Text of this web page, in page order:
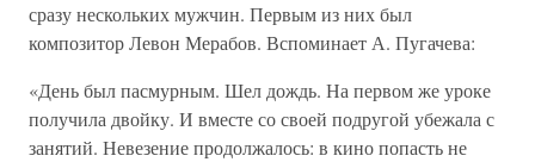
сразу нескольких мужчин. Первым из них был
композитор Левон Мерабов. Вспоминает А. Пугачева:
«День был пасмурным. Шел дождь. На первом же уроке
получила двойку. И вместе со своей подругой убежала с
занятий. Невезение продолжалось: в кино попасть не